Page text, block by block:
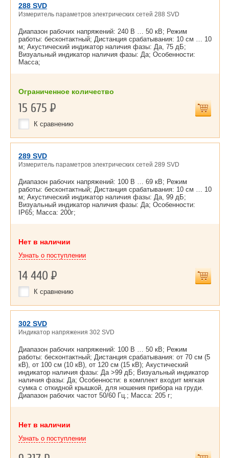
288 SVD
Измеритель параметров электрических сетей 288 SVD
Диапазон рабочих напряжений: 240 В … 50 кВ; Режим
работы: бесконтактный; Дистанция срабатывания: 10 см … 10
м; Акустический индикатор наличия фазы: Да, 75 дБ;
Визуальный индикатор наличия фазы: Да; Особенности:
Масса;
Ограниченное количество
15 675Р
К сравнению
289 SVD
Измеритель параметров электрических сетей 289 SVD
Диапазон рабочих напряжений: 100 В … 69 кВ; Режим
работы: бесконтактный; Дистанция срабатывания: 10 см … 10
м; Акустический индикатор наличия фазы: Да, 99 дБ;
Визуальный индикатор наличия фазы: Да; Особенности:
IP65; Масса: 200г;
Нет в наличии
Узнать о поступлении
14 440Р
К сравнению
302 SVD
Индикатор напряжения 302 SVD
Диапазон рабочих напряжений: 100 В … 50 кВ; Режим
работы: бесконтактный; Дистанция срабатывания: от 70 см (5
кВ), от 100 см (10 кВ), от 120 см (15 кВ); Акустический
индикатор наличия фазы: Да >99 дБ; Визуальный индикатор
наличия фазы: Да; Особенности: в комплект входит мягкая
сумка с откидной крышкой, для ношения прибора на груди.
Диапазон рабочих частот 50/60 Гц.; Масса: 205 г;
Нет в наличии
Узнать о поступлении